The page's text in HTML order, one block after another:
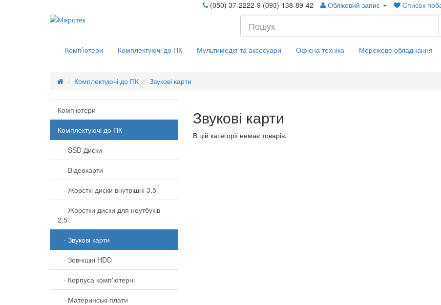
(050) 37-2222-9 (093) 138-89-42 Обліковий запис Список
Комп’ютери Комплектуючі до ПК Мультимедія та аксесуари Офісна техніка Мережеве обладнання
Комплектуючі до ПК Звукові карти
Комп’ютери
Комплектуючі до ПК
- SSD Диски
- Відеокарти
- Жорсткі диски внутрішні 3,5"
- Жорстки диски для ноутбуків
2,5"
- Звукові карти
- Зовнішні HDD
- Корпуса комп'ютерні
- Материнські плати
Звукові карти
В цій категорії немає товарів.